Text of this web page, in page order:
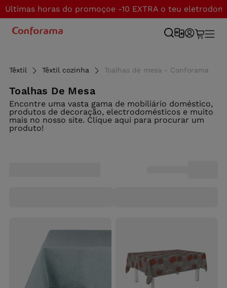
Últimas horas do promoçoe -10 EXTRA o teu
Têxtil Têxtil cozinha Toalhas de mesa - Conforama
Toalhas De Mesa
Encontre uma vasta gama de mobiliário doméstico,
produtos de decoração, electrodomésticos e muito
mais no nosso site. Clique aqui para procurar um
produto!